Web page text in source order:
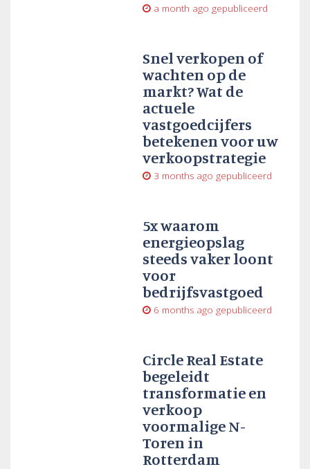
a month ago gepubliceerd
Snel verkopen of
wachten op de
markt? Wat de
actuele
vastgoedcijfers
betekenen voor uw
verkoopstrategie
3 months ago gepubliceerd
5x waarom
energieopslag
steeds vaker loont
voor
bedrijfsvastgoed
6 months ago gepubliceerd
Circle Real Estate
begeleidt
transformatie en
verkoop
voormalige N-
Toren in
Rotterdam